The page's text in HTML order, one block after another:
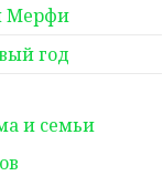
Мерфи
год
и семьи